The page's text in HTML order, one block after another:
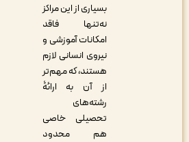
بسیاری از این مراکز
نه‌تنها فاقد
امکانات آموزشی و
نیروی انسانی لازم
هستند، که مهم‌تر
از آن به ارائۀ
رشته‌های
تحصیلی خاصی
هم محدود